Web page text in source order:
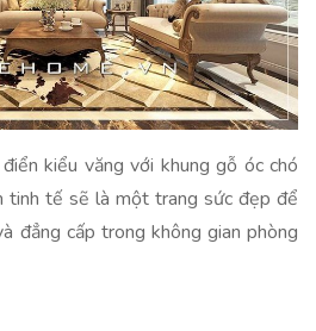
kiểu văng với khung gỗ óc chó
tinh tế sẽ là một trang sức đẹp để
đẳng cấp trong không gian phòng